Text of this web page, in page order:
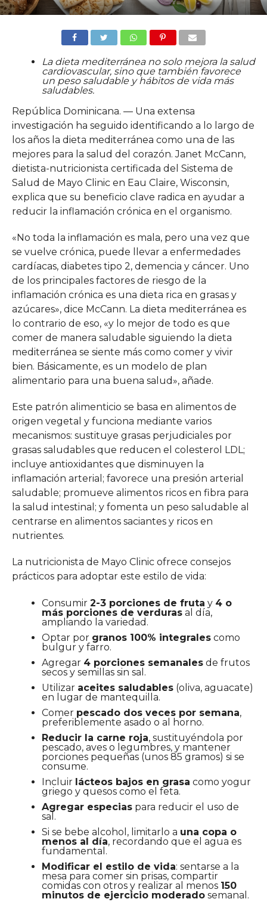
La dieta mediterránea no solo mejora la salud
cardiovascular, sino que también favorece
un peso saludable y hábitos de vida más
saludables.
República Dominicana. — Una extensa
investigación ha seguido identificando a lo largo de
los años la dieta mediterránea como una de las
mejores para la salud del corazón. Janet McCann,
dietista-nutricionista certificada del Sistema de
Salud de Mayo Clinic en Eau Claire, Wisconsin,
explica que su beneficio clave radica en ayudar a
reducir la inflamación crónica en el organismo.
«No toda la inflamación es mala, pero una vez que
se vuelve crónica, puede llevar a enfermedades
cardíacas, diabetes tipo 2, demencia y cáncer. Uno
de los principales factores de riesgo de la
inflamación crónica es una dieta rica en grasas y
azúcares», dice McCann. La dieta mediterránea es
lo contrario de eso, «y lo mejor de todo es que
comer de manera saludable siguiendo la dieta
mediterránea se siente más como comer y vivir
bien. Básicamente, es un modelo de plan
alimentario para una buena salud», añade.
Este patrón alimenticio se basa en alimentos de
origen vegetal y funciona mediante varios
mecanismos: sustituye grasas perjudiciales por
grasas saludables que reducen el colesterol LDL;
incluye antioxidantes que disminuyen la
inflamación arterial; favorece una presión arterial
saludable; promueve alimentos ricos en fibra para
la salud intestinal; y fomenta un peso saludable al
centrarse en alimentos saciantes y ricos en
nutrientes.
La nutricionista de Mayo Clinic ofrece consejos
prácticos para adoptar este estilo de vida:
Consumir 2-3 porciones de fruta y 4 o
más porciones de verdurasal día,
ampliando la variedad.
Optar por granos 100% integralescomo
bulgur y farro.
Agregar 4 porciones semanalesde frutos
secos y semillas sin sal.
Utilizar aceites saludables(oliva, aguacate)
en lugar de mantequilla.
Comer pescado dos veces por semana,
preferiblemente asado o al horno.
Reducir la carne roja, sustituyéndola por
pescado, aves o legumbres, y mantener
porciones pequeñas (unos 85 gramos) si se
consume.
Incluir lácteos bajos en grasa como yogur
griego y quesos como el feta.
Agregar especiaspara reducir el uso de
sal.
Si se bebe alcohol, limitarlo a una copa o
menos al día, recordando que el agua es
fundamental.
Modificar el estilo de vida: sentarse a la
mesa para comer sin prisas, compartir
comidas con otros y realizar al menos 150
minutos de ejercicio moderadosemanal.